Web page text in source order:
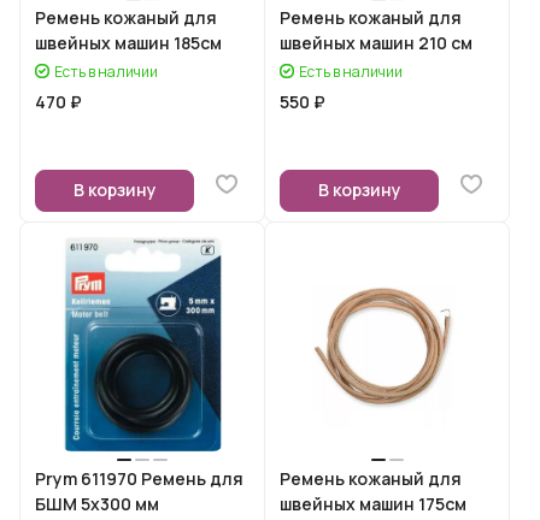
Ремень кожаный для
швейных машин 185см
Есть в наличии
470 ₽
В корзину
Ремень кожаный для
швейных машин 210 см
Есть в наличии
550 ₽
В корзину
Prym 611970 Ремень для
БШМ 5х300 мм
Ремень кожаный для
швейных машин 175см